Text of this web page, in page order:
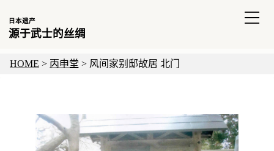
日本遗产
源于武士的丝绸
HOME > 丙申堂 > 风间家别邸故居 北门